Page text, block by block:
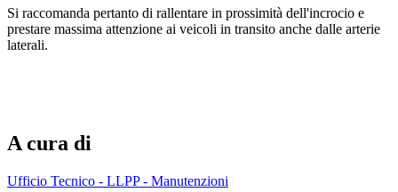
Si raccomanda pertanto di rallentare in prossimità dell'incrocio e
prestare massima attenzione ai veicoli in transito anche dalle arterie
laterali.
A cura di
Ufficio Tecnico - LLPP - Manutenzioni